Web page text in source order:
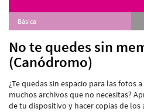
Básica
No te quedes sin
(Canódromo)
¿Te quedas sin espacio para las fotos
muchos archivos que no necesitas?
de tu dispositivo y hacer copias de